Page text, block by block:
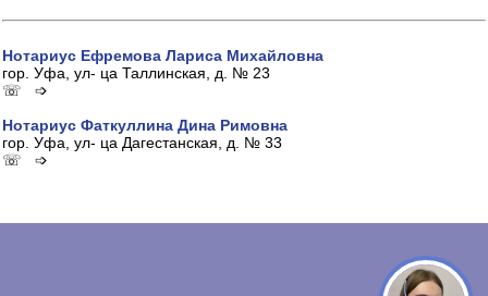
Нотариус Ефремова Лариса Михайловна
гор. Уфа, ул- ца Таллинская, д. № 23
☏ ➩
Нотариус Фаткуллина Дина Римовна
гор. Уфа, ул- ца Дагестанская, д. № 33
☏ ➩